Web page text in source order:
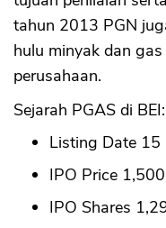
tahun 2013 PGN
hulu minyak dan
perusahaan.
Sejarah PGAS di BEI:
Listing Date 15
IPO Price 1,500
IPO Shares